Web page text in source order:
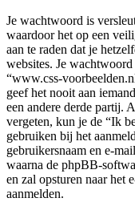
Je wachtwoord is
waardoor het op een
aan te raden dat je
websites. Je
“www.css-
geef het nooit aan
een andere derde partij.
vergeten, kun je de “Ik
gebruiken bij het
gebruikersnaam en e-
waarna de phpBB-
en zal opsturen naar het
aanmelden.